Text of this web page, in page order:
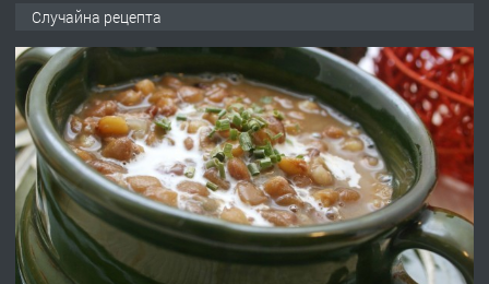
преди 2 години
ПРЕДЛАГА
УДЪЛЖАВАНЕ НА ЧОВЕШКИЯТ
ЖИВОТ И ПОДОБРЯВАНЕ НА
НЕГОВОТО КАЧЕСТВО
преди 2 години
Случайна рецепта